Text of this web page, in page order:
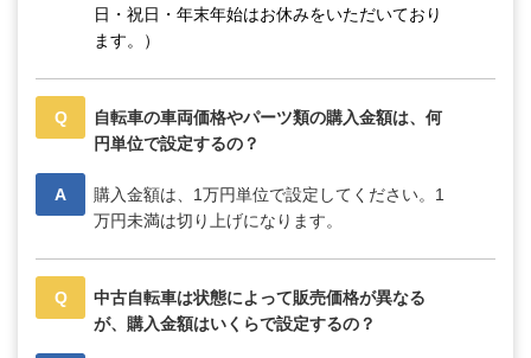
日・祝日・年末年始はお休みをいただいており
ます。）
Q
自転車の車両価格やパーツ類の購入金額は、何
円単位で設定するの？
A
購入金額は、1万円単位で設定してください。1
万円未満は切り上げになります。
Q
中古自転車は状態によって販売価格が異なる
が、購入金額はいくらで設定するの？